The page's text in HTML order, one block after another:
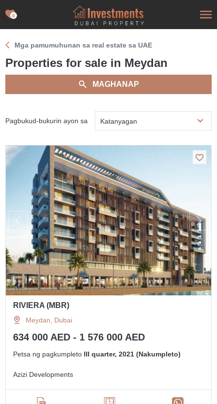
0
Mga pamumuhunan sa real estate sa UAE
Properties for sale in Meydan
MAGHANAP
Pagbukud-bukurin ayon sa Katanyagan
RIVIERA (MBR)
Meydan, Dubai
634 000 AED - 1 576 000 AED
Petsa ng pagkumpleto III quarter, 2021 (Nakumpleto)
Azizi Developments